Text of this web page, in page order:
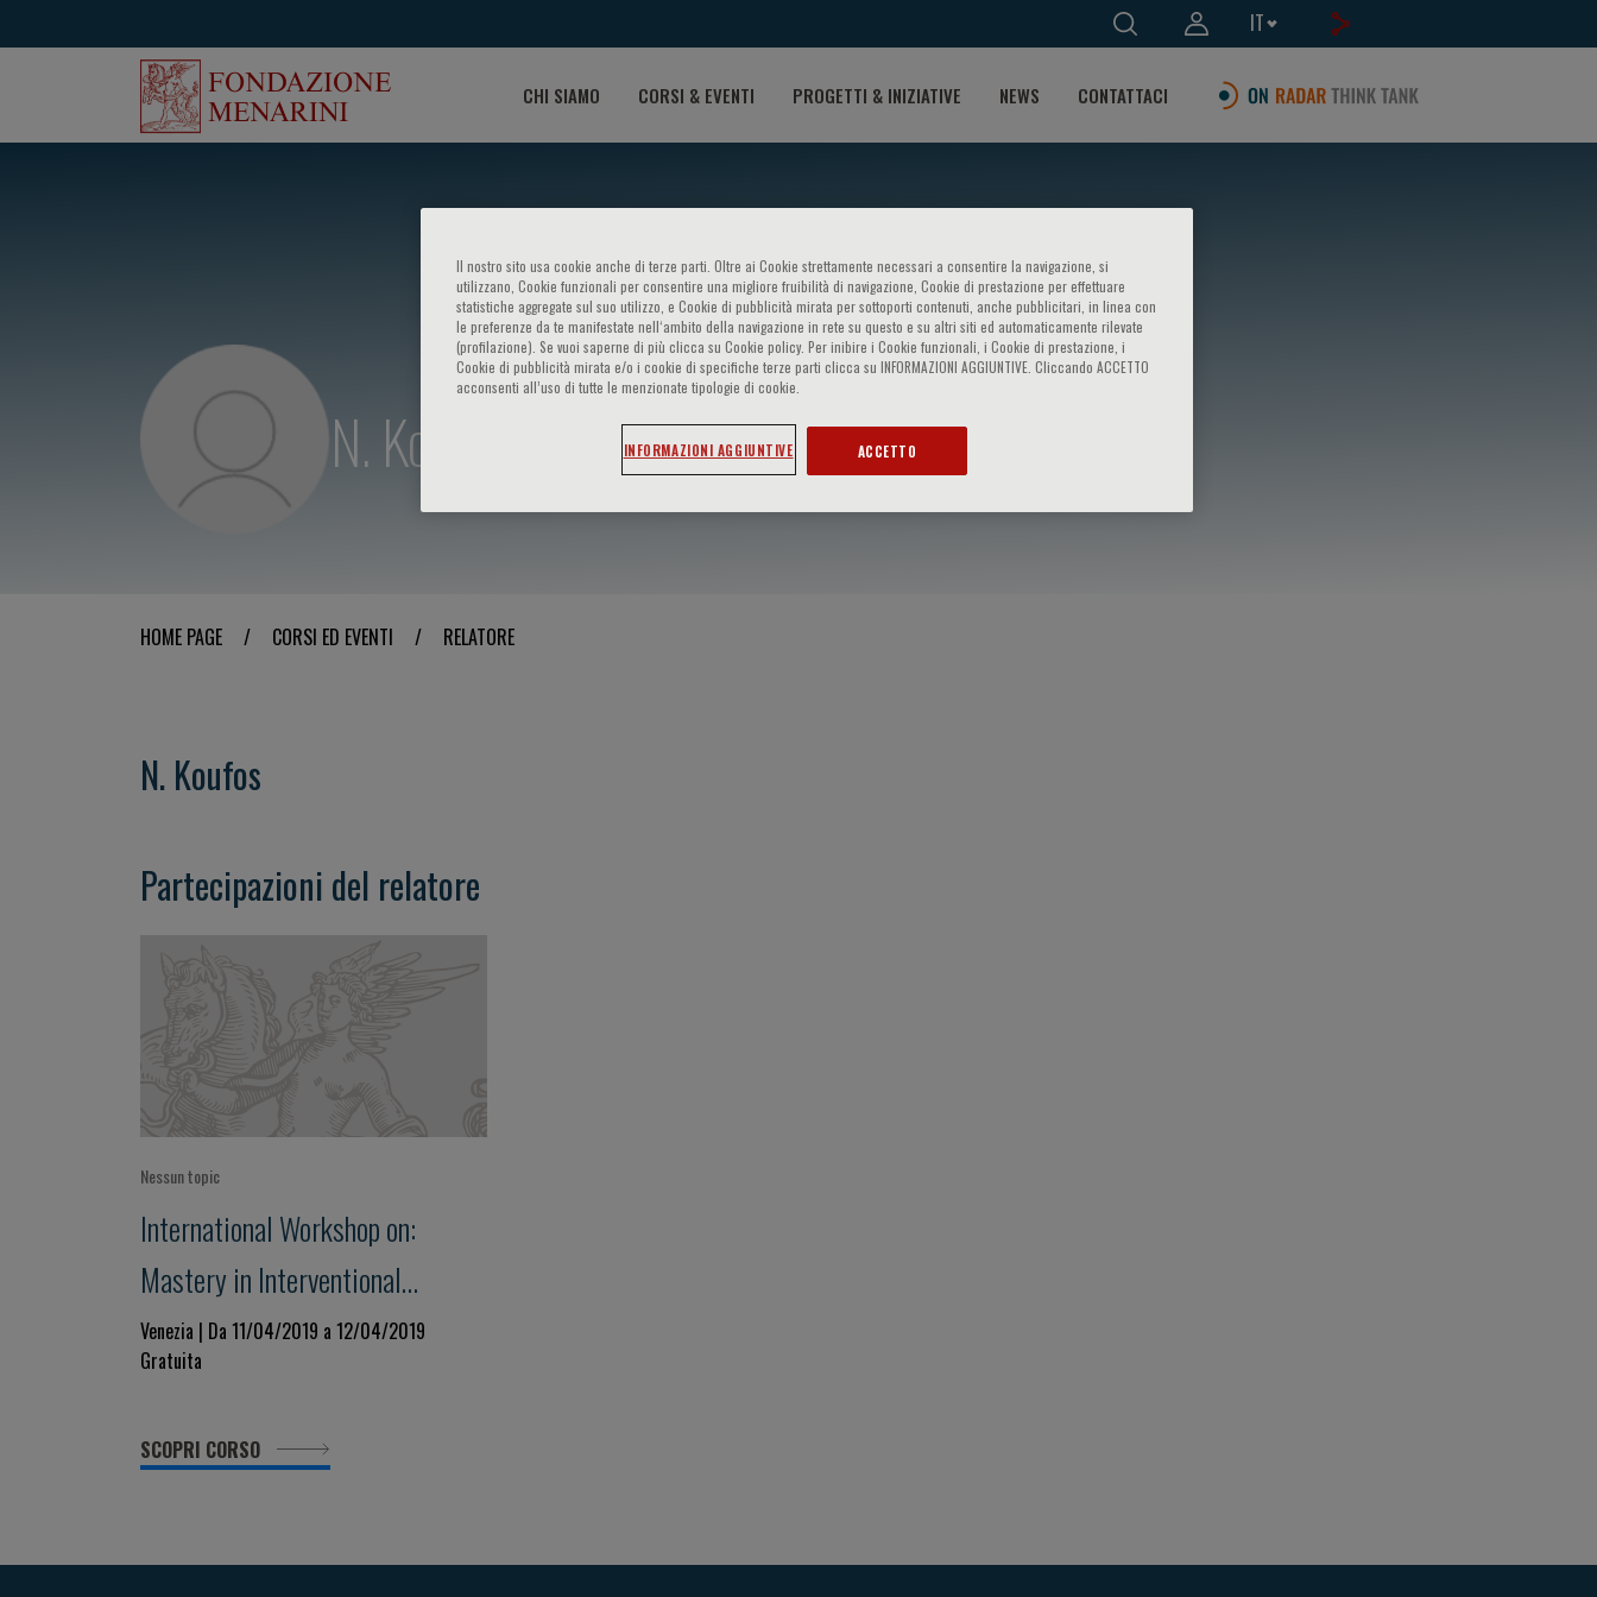
IT
CHI SIAMO CORSI & EVENTI PROGETTI & INIZIATIVE NEWS CONTATTACI
N. Koufos
HOME PAGE / CORSI ED EVENTI / RELATORE
N. Koufos
Partecipazioni del relatore
Nessun topic
International Workshop on:
Mastery in Interventional
Pulmonology. The road map
towards the competence.
Venezia | Da 11/04/2019 a 12/04/2019
Gratuita
SCOPRI CORSO
Il nostro sito usa cookie anche di terze parti. Oltre ai Cookie strettamente necessari a consentire la navigazione, si
utilizzano, Cookie funzionali per consentire una migliore fruibilità di navigazione, Cookie di prestazione per effettuare
statistiche aggregate sul suo utilizzo, e Cookie di pubblicità mirata per sottoporti contenuti, anche pubblicitari, in linea con
le preferenze da te manifestate nell‘ambito della navigazione in rete su questo e su altri siti ed automaticamente rilevate
(profilazione). Se vuoi saperne di più clicca su Cookie policy. Per inibire i Cookie funzionali, i Cookie di prestazione, i
Cookie di pubblicità mirata e/o i cookie di specifiche terze parti clicca su INFORMAZIONI AGGIUNTIVE. Cliccando ACCETTO
acconsenti all’uso di tutte le menzionate tipologie di cookie.
INFORMAZIONI AGGIUNTIVE ACCETTO